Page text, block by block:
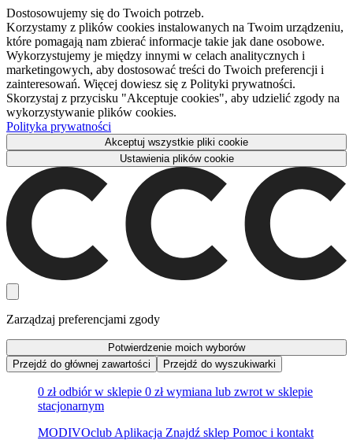
Dostosowujemy się do Twoich potrzeb.
Korzystamy z plików cookies instalowanych na Twoim urządzeniu,
które pomagają nam zbierać informacje takie jak dane osobowe.
Wykorzystujemy je między innymi w celach analitycznych i
marketingowych, aby dostosować treści do Twoich preferencji i
zainteresowań. Więcej dowiesz się z Polityki prywatności.
Skorzystaj z przycisku "Akceptuje cookies", aby udzielić zgody na
wykorzystywanie plików cookies.
Polityka prywatności
Akceptuj wszystkie pliki cookie
Ustawienia plików cookie
Zarządzaj preferencjami zgody
Potwierdzenie moich wyborów
Przejdź do głównej zawartości
Przejdź do wyszukiwarki
0 zł odbiór w sklepie 0 zł wymiana lub zwrot w sklepie
stacjonarnym
MODIVOclub Aplikacja Znajdź sklep Pomoc i kontakt